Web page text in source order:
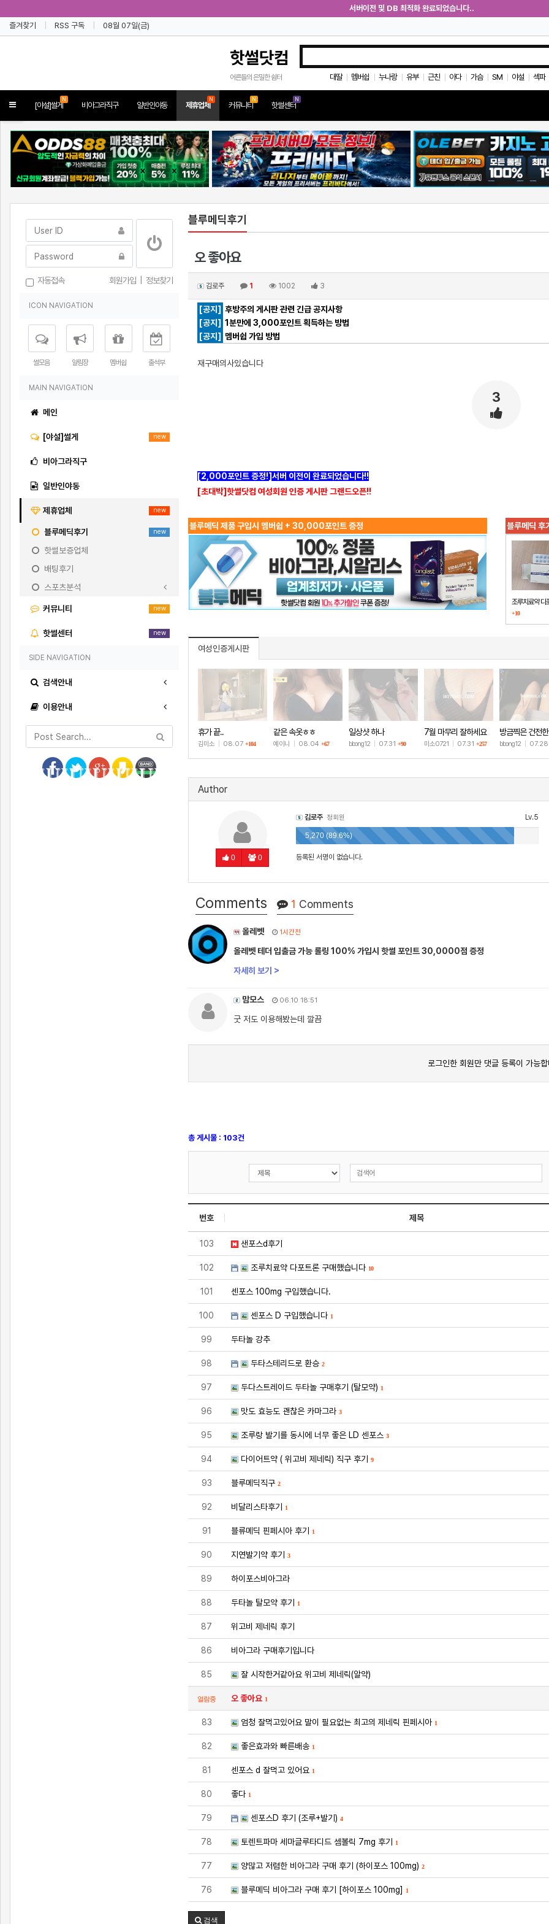
서버이전 및 DB 최적화 완료되었습니다..
즐겨찾기
RSS 구독 08월 07일(금)
핫썰닷컴
어른들의 은밀한 쉼터 대딸 멤버쉽 누나랑 유부 근친 아다 가슴 SM 야설 섹파
Toggle[야설]썰게
N
비아그라직구 일반인야동 제휴업체
N
커뮤니티
N
핫썰센터
N
블루메딕후기
오 좋아요
김로주 1 1002 3
[공지] 후방주의 게시판 관련 긴급 공지사항
[공지] 1분만에 3,000포인트 획득하는 방법
[공지]
멤버쉽 가입 방법
재구매의사있습니다
3
[2,000포인트 증정!]서버 이전이 완료되었습니다!!
[초대박]핫썰닷컴 여성회원 인증 게시판 그랜드오픈!!
블루메딕 제품 구입시 멤버쉽 + 30,000포인트 증정 블루메딕
조루치료약 다
했습니다
+10
여성인증게시판
휴가 끝..
김미소 08.07 +104
같은 속옷ㅎㅎ
예이니 08.04 +67
일상샷 하나
bbong12 07.31 +90
7월 마무리 잘하세요
🫶
미소0721 07.31 +257
방금찍은 건전
샷
bbong12 07.28
Author
0 0
Lv.5
김로주 정회원
5,270 (89.6%)
등록된 서명이 없습니다.
Comments 1 Comments
올레벳 1시간전
올레벳 테더 입출금 가능 롤링 100% 가입시 핫썰 포인트 30,0000점 증정
자세히 보기 >
맘모스 06.10 18:51
굿 저도 이용해봤는데 깔끔
로그인한 회원만 댓글 등록이 가능
총 게시물 : 103건
번호 제목
103 샌포스d후기
102 조루치료약 다포트론 구매했습니다 10
101 센포스 100mg 구입했습니다.
100 센포스 D 구입했습니다 1
99 두타놀 강추
98 두타스테리드로 환승 2
97 두다스트레이드 두타놀 구매후기 (탈모약) 1
96 맛도 효능도 괜찮은 카마그라 3
95 조루랑 발기를 동시에 너무 좋은 LD 센포스 3
94 다이어트약 ( 위고비 제네릭) 직구 후기 9
93 블루메딕직구 2
92 비달리스타후기 1
91 블류메딕 핀페시아 후기 1
90 지연발기약 후기 3
89 하이포스비아그라
88 두타놀 탈모약 후기 1
87 위고비 제네릭 후기
86 비아그라 구매후기입니다
85 잘 시작한거같아요 위고비 제네릭(알약)
열람중 오 좋아요 1
83 엄청 잘먹고있어요 말이 필요없는 최고의 제네릭 핀페시아 1
82 좋은효과와 빠른배송 1
81 센포스 d 잘먹고 있어요 1
80 좋다 1
79 센포스D 후기 (조루+발기) 4
78 토렌트파마 세마글루타디드 셈볼릭 7mg 후기 1
77 양많고 저렴한 비아그라 구매 후기 (하이포스 100mg) 2
76 블루메딕 비아그라 구매 후기 [하이포스 100mg] 1
검색
자동접속 회원가입 정보찾기
ICON NAVIGATION
썰모음 알림장 멤버쉽 출석부
MAIN NAVIGATION
메인
[야설]썰게 new
비아그라직구
일반인야동
제휴업체 new
new
블루메딕후기
핫썰보증업체
배팅후기
스포츠분석
커뮤니티 new
핫썰센터 new
SIDE NAVIGATION
검색안내
이용안내